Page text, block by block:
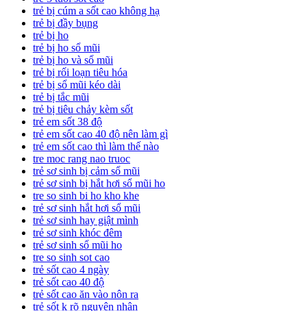
trẻ bị cúm a sốt cao không hạ
trẻ bị đầy bụng
trẻ bị ho
trẻ bị ho sổ mũi
trẻ bị ho và sổ mũi
trẻ bị rối loạn tiêu hóa
trẻ bị sổ mũi kéo dài
trẻ bị tắc mũi
trẻ bị tiêu chảy kèm sốt
trẻ em sốt 38 độ
trẻ em sốt cao 40 độ nên làm gì
trẻ em sốt cao thì làm thế nào
tre moc rang nao truoc
trẻ sơ sinh bị cảm sổ mũi
trẻ sơ sinh bị hắt hơi sổ mũi ho
tre so sinh bi ho kho khe
trẻ sơ sinh hắt hơi sổ mũi
trẻ sơ sinh hay giật mình
trẻ sơ sinh khóc đêm
trẻ sơ sinh sổ mũi ho
tre so sinh sot cao
trẻ sốt cao 4 ngày
trẻ sốt cao 40 độ
trẻ sốt cao ăn vào nôn ra
trẻ sốt k rõ nguyên nhân